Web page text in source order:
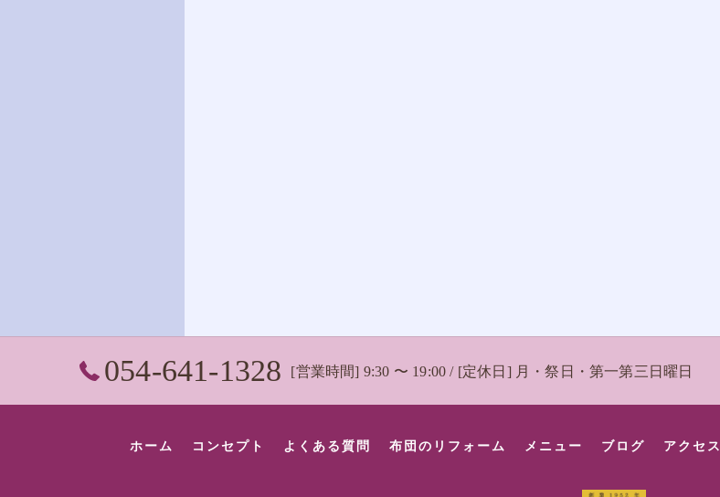
054-641-1328 [営業時間] 9:30 〜 19:00 / [定休日] 月・祭日・第一第三日曜日
ホーム コンセプト よくある質問 布団のリフォーム メニュー ブログ アクセス